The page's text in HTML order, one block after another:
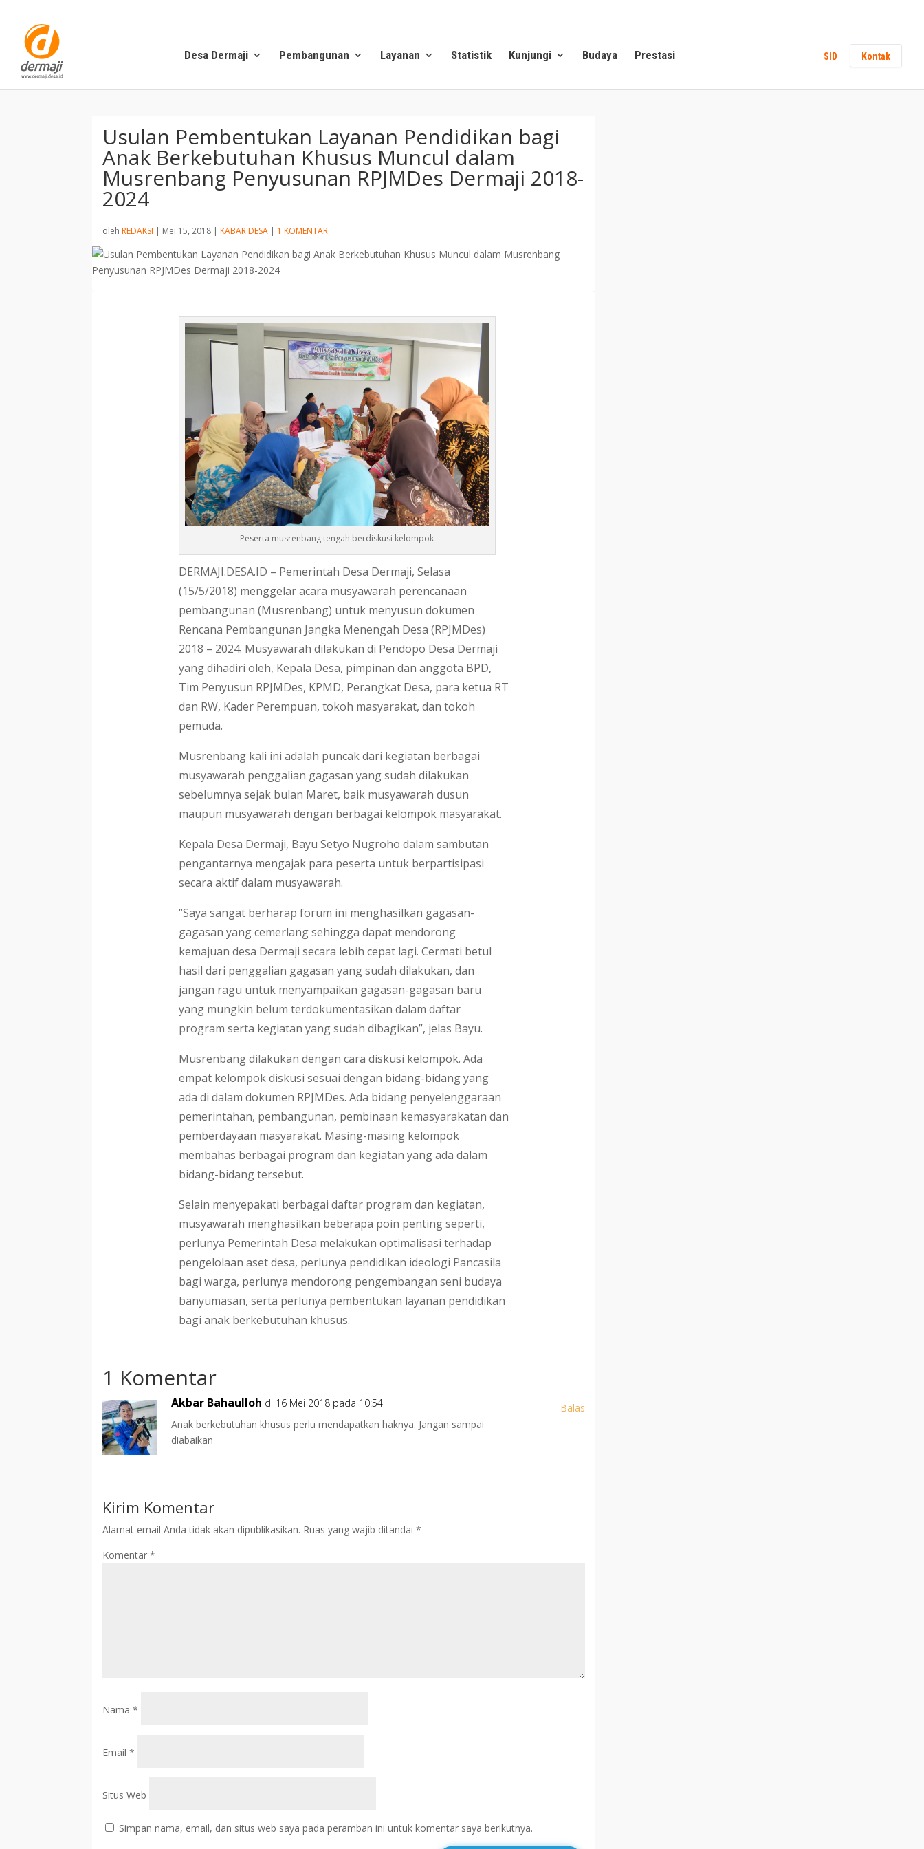
Desa Dermaji Pembangunan Layanan Statistik Kunjungi Budaya Prestasi SID Kontak
Usulan Pembentukan Layanan Pendidikan bagi
Anak Berkebutuhan Khusus Muncul dalam
Musrenbang Penyusunan RPJMDes Dermaji 2018-
2024
olehREDAKSI | Mei 15, 2018 |KABAR DESA | 1 KOMENTAR
Peserta musrenbang tengah berdiskusi kelompok
DERMAJI.DESA.ID – Pemerintah Desa Dermaji, Selasa
(15/5/2018) menggelar acara musyawarah perencanaan
pembangunan (Musrenbang) untuk menyusun dokumen
Rencana Pembangunan Jangka Menengah Desa (RPJMDes)
2018 – 2024. Musyawarah dilakukan di Pendopo Desa Dermaji
yang dihadiri oleh, Kepala Desa, pimpinan dan anggota BPD,
Tim Penyusun RPJMDes, KPMD, Perangkat Desa, para ketua RT
dan RW, Kader Perempuan, tokoh masyarakat, dan tokoh
pemuda.
Musrenbang kali ini adalah puncak dari kegiatan berbagai
musyawarah penggalian gagasan yang sudah dilakukan
sebelumnya sejak bulan Maret, baik musyawarah dusun
maupun musyawarah dengan berbagai kelompok masyarakat.
Kepala Desa Dermaji, Bayu Setyo Nugroho dalam sambutan
pengantarnya mengajak para peserta untuk berpartisipasi
secara aktif dalam musyawarah.
“Saya sangat berharap forum ini menghasilkan gagasan-
gagasan yang cemerlang sehingga dapat mendorong
kemajuan desa Dermaji secara lebih cepat lagi. Cermati betul
hasil dari penggalian gagasan yang sudah dilakukan, dan
jangan ragu untuk menyampaikan gagasan-gagasan baru
yang mungkin belum terdokumentasikan dalam daftar
program serta kegiatan yang sudah dibagikan”, jelas Bayu.
Musrenbang dilakukan dengan cara diskusi kelompok. Ada
empat kelompok diskusi sesuai dengan bidang-bidang yang
ada di dalam dokumen RPJMDes. Ada bidang penyelenggaraan
pemerintahan, pembangunan, pembinaan kemasyarakatan dan
pemberdayaan masyarakat. Masing-masing kelompok
membahas berbagai program dan kegiatan yang ada dalam
bidang-bidang tersebut.
Selain menyepakati berbagai daftar program dan kegiatan,
musyawarah menghasilkan beberapa poin penting seperti,
perlunya Pemerintah Desa melakukan optimalisasi terhadap
pengelolaan aset desa, perlunya pendidikan ideologi Pancasila
bagi warga, perlunya mendorong pengembangan seni budaya
banyumasan, serta perlunya pembentukan layanan pendidikan
bagi anak berkebutuhan khusus.
1 Komentar
Akbar Bahaulloh di 16 Mei 2018 pada 10:54
Anak berkebutuhan khusus perlu mendapatkan haknya. Jangan sampai
diabaikan
Balas
Kirim Komentar
Alamat email Anda tidak akan dipublikasikan. Ruas yang wajib ditandai*
Komentar*
Nama*
Email*
Situs Web
Simpan nama, email, dan situs web saya pada peramban ini untuk komentar saya berikutnya.